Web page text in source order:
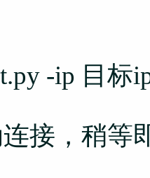
-ip 目标
接，稍等